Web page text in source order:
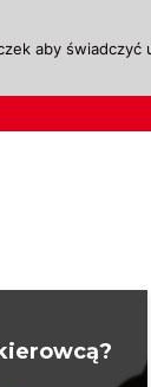
aby świadczyć